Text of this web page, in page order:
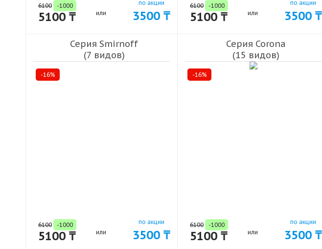
6100 -1000
5100 ₸ или
по акции
3500 ₸
6100 -1000
5100 ₸ или
по акции
3500 ₸
Серия Smirnoff
(7 видов)
-16%
6100 -1000
5100 ₸ или
по акции
3500 ₸
Серия Corona
(15 видов)
-16%
6100 -1000
5100 ₸ или
по акции
3500 ₸